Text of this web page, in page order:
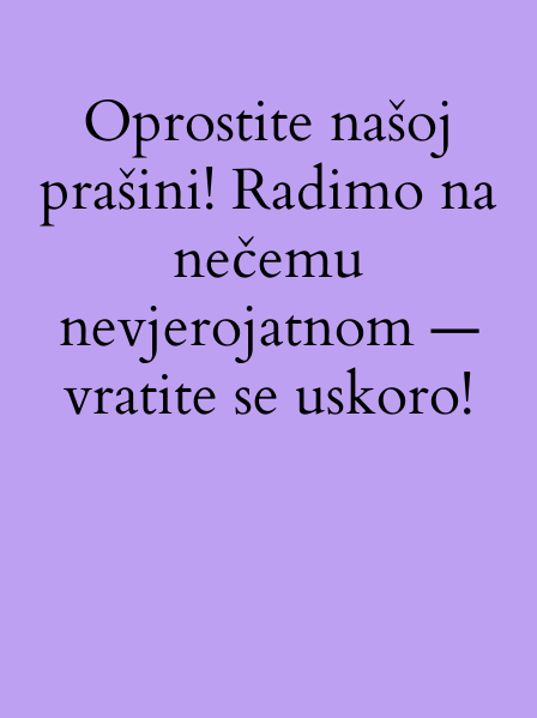
Oprostite našoj
prašini! Radimo na
nečemu
nevjerojatnom —
vratite se uskoro!